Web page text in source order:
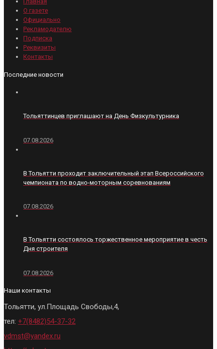
О газете
Официально
Рекламодателю
Подписка
Реквизиты
Контакты
Последние новости
Тольяттинцев приглашают на День Физкультурника
07.08.2026
В Тольятти проходит заключительный этап Всероссийского
чемпионата по водно-моторным соревнованиям
07.08.2026
В Тольятти состоялось торжественное мероприятие в честь
Дня строителя
07.08.2026
Наши контакты
Тольятти, ул.Площадь Свободы,4,
тел: +7(8482)54-37-32
vdmst@yandex.ru